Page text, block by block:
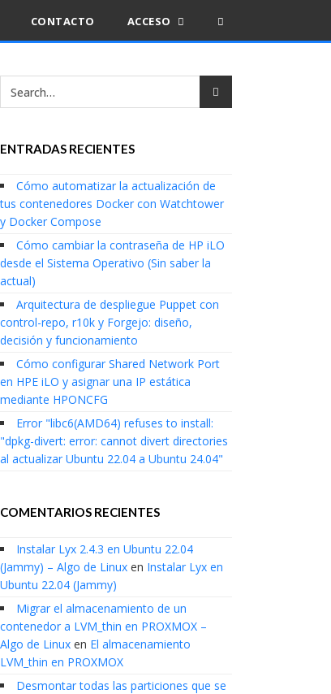
CONTACTO ACCESO
ENTRADAS RECIENTES
Cómo automatizar la actualización de
tus contenedores Docker con Watchtower
y Docker Compose
Cómo cambiar la contraseña de HP iLO
desde el Sistema Operativo (Sin saber la
actual)
Arquitectura de despliegue Puppet con
control-repo, r10k y Forgejo: diseño,
decisión y funcionamiento
Cómo configurar Shared Network Port
en HPE iLO y asignar una IP estática
mediante HPONCFG
Error "libc6(AMD64) refuses to install:
"dpkg-divert: error: cannot divert directories
al actualizar Ubuntu 22.04 a Ubuntu 24.04"
COMENTARIOS RECIENTES
Instalar Lyx 2.4.3 en Ubuntu 22.04
(Jammy) – Algo de Linux en Instalar Lyx en
Ubuntu 22.04 (Jammy)
Migrar el almacenamiento de un
contenedor a LVM_thin en PROXMOX –
Algo de Linux en El almacenamiento
LVM_thin en PROXMOX
Desmontar todas las particiones que se